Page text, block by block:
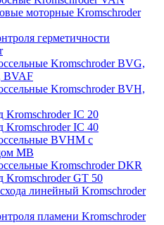
моторные Kromschroder
герметичности
Kromschroder BVG,
BVAF
Kromschroder BVH,
Kromschroder IC 20
Kromschroder IC 40
BVHM с
МВ
Kromschroder DKR
Kromschroder GT 50
линейный Kromschroder
пламени Kromschroder